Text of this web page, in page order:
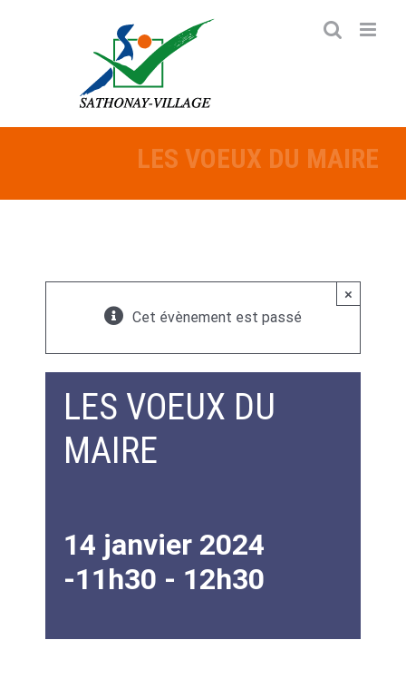
LES VOEUX DU MAIRE
×
Cet évènement est passé
LES VOEUX DU
MAIRE
14 janvier 2024
-11h30 - 12h30